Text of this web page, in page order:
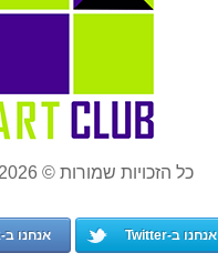
כל הזכויות שמורות © 2014-2026
אנחנו ב-Twitter אנחנו ב-Facebook